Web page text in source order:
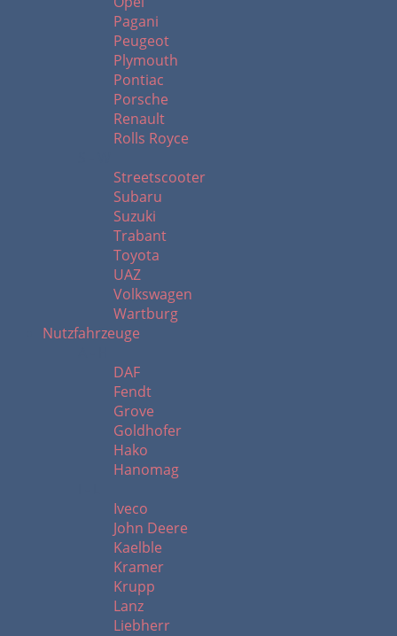
Pagani
Peugeot
Plymouth
Pontiac
Porsche
Renault
Rolls Royce
Streetscooter
Subaru
Suzuki
Trabant
Toyota
UAZ
Volkswagen
Wartburg
Nutzfahrzeuge
DAF
Fendt
Grove
Goldhofer
Hako
Hanomag
Iveco
John Deere
Kaelble
Kramer
Krupp
Lanz
Liebherr